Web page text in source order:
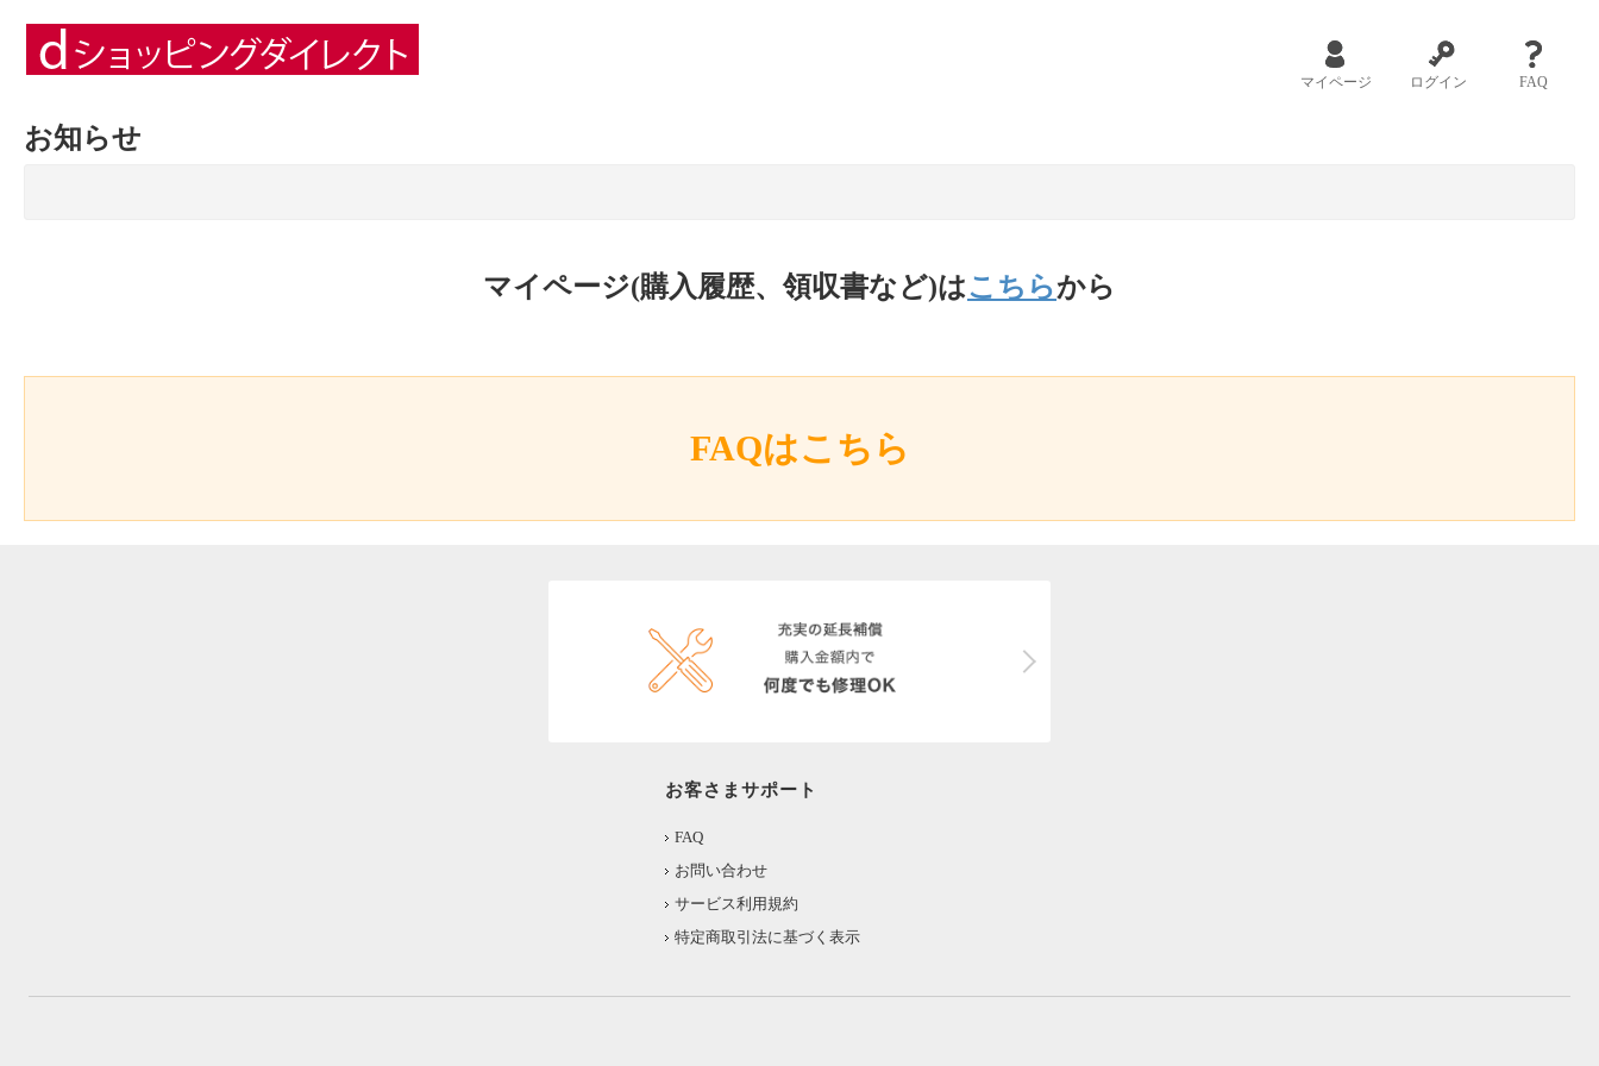
マイページ ログイン FAQ
お知らせ
マイページ(購入履歴、領収書など)はこちらから
FAQはこちら
お客さまサポート
FAQ
お問い合わせ
サービス利用規約
特定商取引法に基づく表示